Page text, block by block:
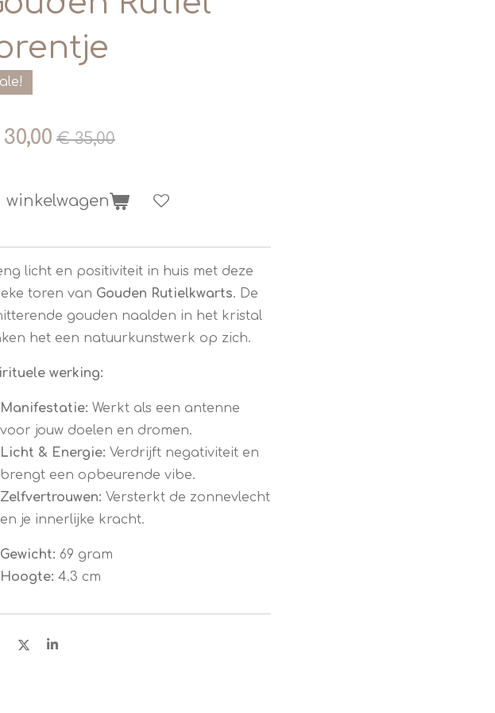
€ 35,00
winkelwagen
licht en positiviteit in huis met deze
toren van Gouden Rutielkwarts. De
gouden naalden in het kristal
het een natuurkunstwerk op zich.
werking:
Manifestatie: Werkt als een antenne
voor jouw doelen en dromen.
Licht & Energie: Verdrijft negativiteit en
brengt een opbeurende vibe.
Zelfvertrouwen: Versterkt de zonnevlecht
en je innerlijke kracht.
Gewicht: 69 gram
Hoogte: 4.3 cm
D
S